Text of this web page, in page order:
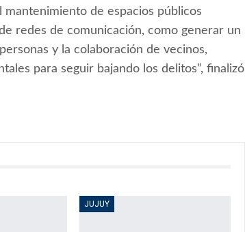
mantenimiento de espacios públicos
redes de comunicación, como generar un
y la colaboración de vecinos,
para seguir bajando los delitos”, finalizó
JUJUY